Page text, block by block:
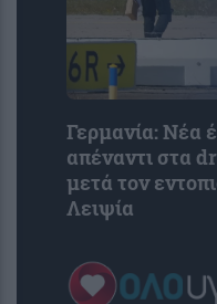
Γερμανία: Νέα
απέναντι στα
μετά τον
Λειψία